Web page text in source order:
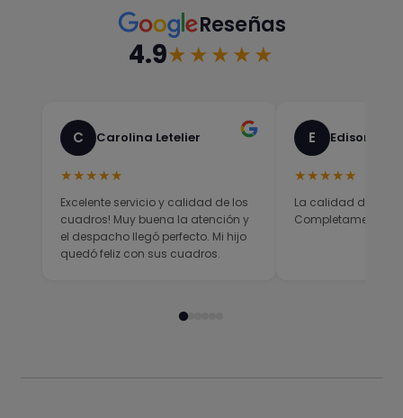
Reseñas
4.9★★★★★
C Carolina Letelier
★★★★★
Excelente servicio y calidad de los
cuadros! Muy buena la atención y
el despacho llegó perfecto. Mi hijo
quedó feliz con sus cuadros.
E Edison
★★★★★
La calidad del
Completamente